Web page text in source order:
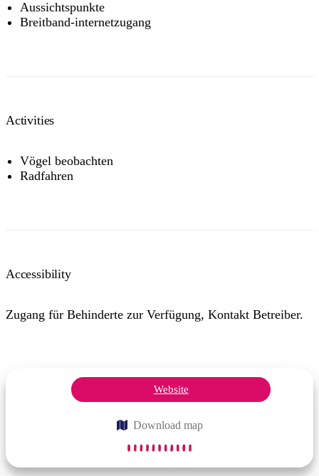
Aussichtspunkte
Breitband-internetzugang
Activities
Vögel beobachten
Radfahren
Accessibility
Zugang für Behinderte zur Verfügung, Kontakt Betreiber.
Website
Download map